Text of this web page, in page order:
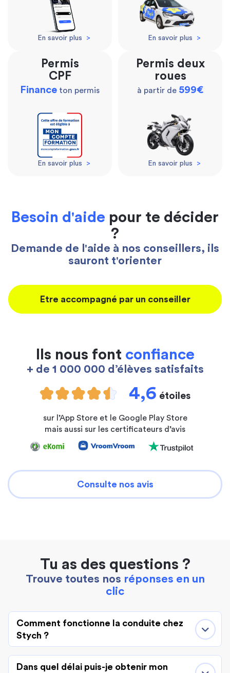
En savoir plus > En savoir plus >
Permis
CPF
Finance ton permis
En savoir plus >
Permis deux
roues
à partir de 599€
En savoir plus >
Besoin d'aide pour te décider
?
Demande de l'aide à nos conseillers, ils
sauront t'orienter
Etre accompagné par un conseiller
Ils nous font confiance
+ de 1 000 000 d’élèves satisfaits
4,6 étoiles
sur l’App Store et le Google Play Store
mais aussi sur les certificateurs d’avis
Consulte nos avis
Tu as des questions ?
Trouve toutes nos réponses en un
clic
Comment fonctionne la conduite chez
Stych ?
Dans quel délai puis-je obtenir mon